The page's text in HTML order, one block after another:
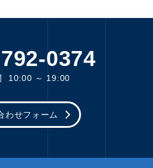
0374
10:00 ～ 19:00
わせフォーム